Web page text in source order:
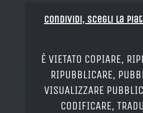
Condividi, Scegli la
È VIETATO COPIARE,
RIPUBBLICARE,
VISUALIZZARE
CODIFICARE,